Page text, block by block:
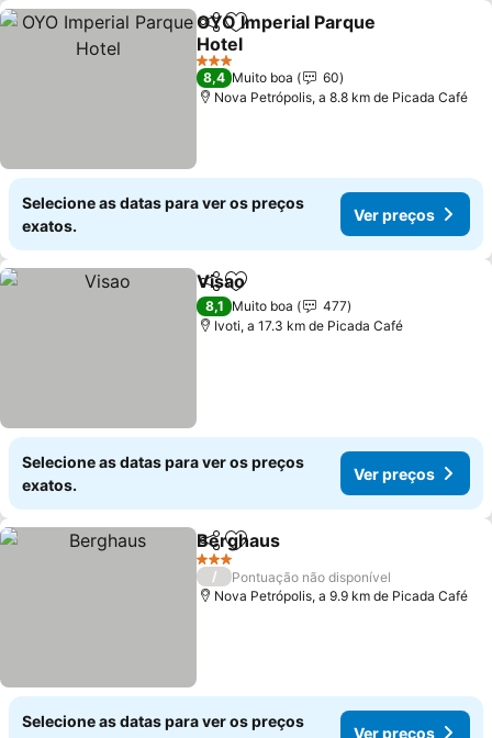
PartilharAdicionar aos favoritos
OYO Imperial Parque
Hotel
Ver preços
3 Estrelas
8,4 Muito boa
60
Nova Petrópolis, a 8.8 km de Picada Café
Selecione as datas para ver os preços
exatos.
Ver preços
PartilharAdicionar aos favoritos
Visao
8,1 Muito boa
477
Ivoti, a 17.3 km de Picada Café
Selecione as datas para ver os preços
exatos.
Ver preços
PartilharAdicionar aos favoritos
Berghaus
3 Estrelas
/
Pontuação não disponível
Nova Petrópolis, a 9.9 km de Picada Café
Selecione as datas para ver os preços
Ver preços